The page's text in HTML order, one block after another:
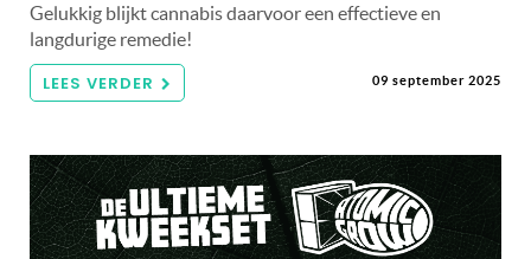
Gelukkig blijkt cannabis daarvoor een effectieve en
langdurige remedie!
LEES VERDER 09 september 2025